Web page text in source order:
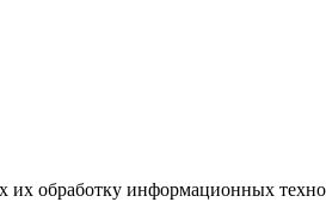
обработку информационных